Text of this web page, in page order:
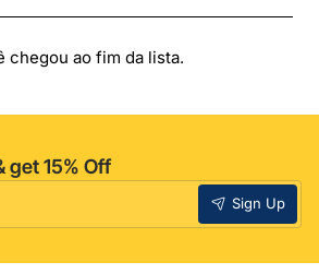
chegou ao fim da lista.
get 15% Off
Sign Up